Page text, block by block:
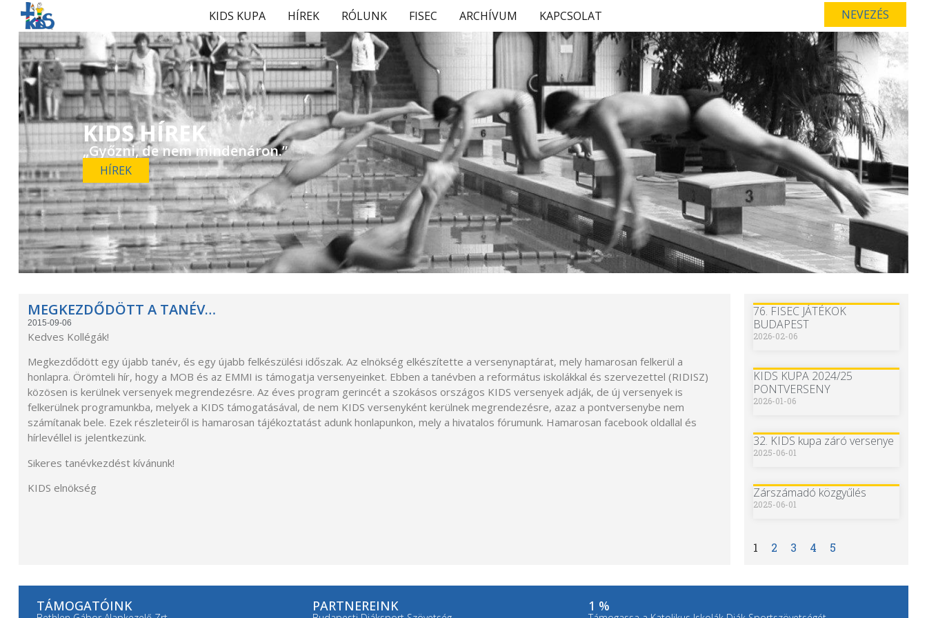
KIDS KUPA HÍREK RÓLUNK FISEC ARCHÍVUM KAPCSOLAT NEVEZÉS
KIDS HÍREK
„Győzni, de nem mindenáron.”
HÍREK
MEGKEZDŐDÖTT A TANÉV…
2015-09-06
Kedves Kollégák!
Megkezdődött egy újabb tanév, és egy újabb felkészülési időszak. Az elnökség elkészítette a versenynaptárat, mely hamarosan felkerül a
honlapra. Örömteli hír, hogy a MOB és az EMMI is támogatja versenyeinket. Ebben a tanévben a református iskolákkal és szervezettel (RIDISZ)
közösen is kerülnek versenyek megrendezésre. Az éves program gerincét a szokásos országos KIDS versenyek adják, de új versenyek is
felkerülnek programunkba, melyek a KIDS támogatásával, de nem KIDS versenyként kerülnek megrendezésre, azaz a pontversenybe nem
számítanak bele. Ezek részleteiről is hamarosan tájékoztatást adunk honlapunkon, mely a hivatalos fórumunk. Hamarosan facebook oldallal és
hírlevéllel is jelentkezünk.
Sikeres tanévkezdést kívánunk!
KIDS elnökség
76. FISEC JÁTÉKOK
BUDAPEST
2026-02-06
KIDS KUPA 2024/25
PONTVERSENY
2026-01-06
32. KIDS kupa záró versenye
2025-06-01
Zárszámadó közgyűlés
2025-06-01
1 2 3 4 5
TÁMOGATÓINK PARTNEREINK 1 %